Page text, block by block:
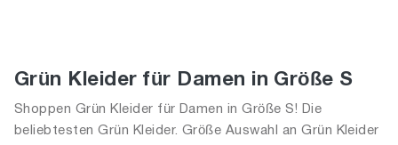
Grün Kleider für Damen in Größe S
Shoppen Grün Kleider für Damen in Größe S! Die
beliebtesten Grün Kleider. Größe Auswahl an Grün Kleider